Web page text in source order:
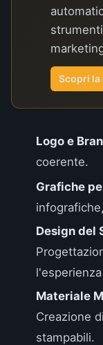
Scopri
Logo e
coerente.
Grafiche
Design del
Materiale
Creazione
stampabili.